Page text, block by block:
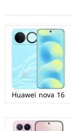
Huawei nova 16